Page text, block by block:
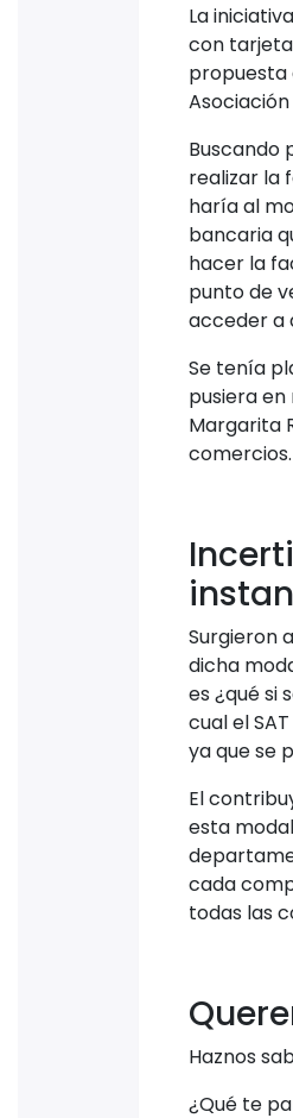
La
con
propuesta
Buscando
realizar la
haría al
bancaria
hacer la
punto de
acceder a
Se tenía
pusiera
Margarita
comercios.
Surgieron
dicha
es ¿qué si
cual el
ya que se
El
esta
cada
todas las
Haznos
¿Qué te